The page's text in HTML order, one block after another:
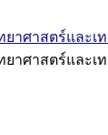
าศาสตร์และเ
าศาสตร์และเ